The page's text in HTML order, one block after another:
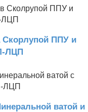
Скорлупой ППУ и
ЛЦП
ватой и